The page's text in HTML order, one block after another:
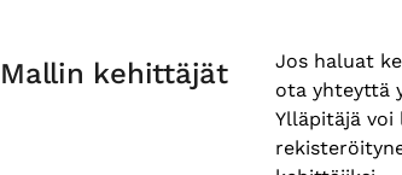
Primary
Mallin kehittäjät
Jos haluat
ota yhteyttä
Ylläpitäjä voi